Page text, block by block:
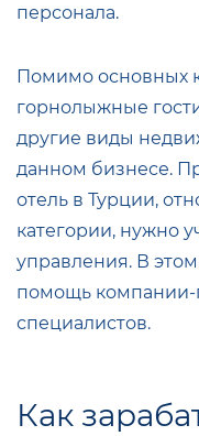
персонала.
Помимо основных
горнолыжные
другие виды
данном бизнесе.
отель в Турции,
категории, нужно
управления. В
помощь компании-
специалистов.
Как